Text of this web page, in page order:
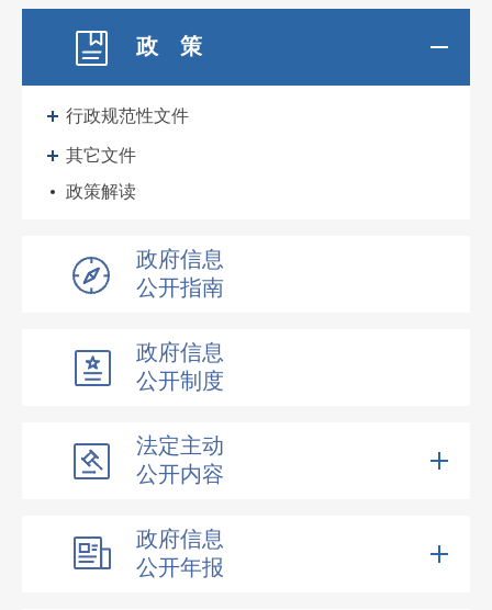
政 策
行政规范性文件
其它文件
政策解读
政府信息
公开指南
政府信息
公开制度
法定主动
公开内容
政府信息
公开年报